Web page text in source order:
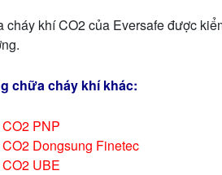
khí CO2 của Eversafe được
chữa cháy khí khác:
PNP
Dongsung Finetec
UBE